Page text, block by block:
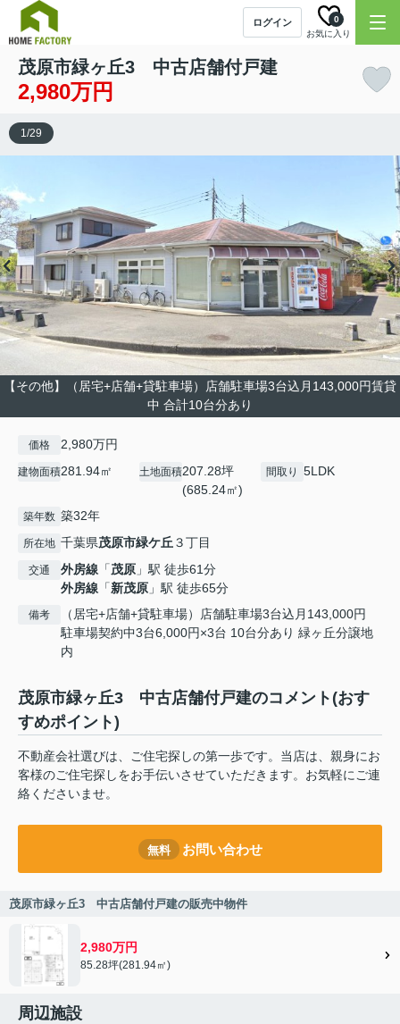
ログイン
お気に入り
0
茂原市緑ヶ丘3 中古店舗付戸建
2,980万円
【その他】（居宅+店舗+貸駐車場）店舗駐車場3台込月143,000円賃貸
中 合計10台分あり
1/29
価格 2,980万円
建物面積281.94㎡ 土地面積207.28坪
(685.24㎡)
間取り 5LDK
築年数 築32年
所在地 千葉県茂原市緑ケ丘３丁目
交通 外房線 「茂原 」駅 徒歩61分
外房線 「新茂原 」駅 徒歩65分
備考
（居宅+店舗+貸駐車場）店舗駐車場3台込月143,000円
駐車場契約中3台6,000円×3台 10台分あり 緑ヶ丘分譲地
内
茂原市緑ヶ丘3 中古店舗付戸建のコメント(おす
すめポイント)
不動産会社選びは、ご住宅探しの第一歩です。当店は、親身にお
客様のご住宅探しをお手伝いさせていただきます。お気軽にご連
絡くださいませ。
無料 お問い合わせ
茂原市緑ヶ丘3 中古店舗付戸建の販売中物件
2,980万円
85.28坪(281.94㎡)
周辺施設